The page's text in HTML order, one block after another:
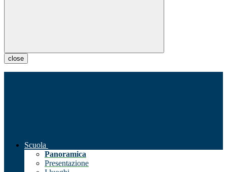
close
Scuola
Panoramica
Presentazione